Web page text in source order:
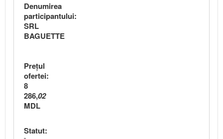
Denumirea
participantului:
SRL
BAGUETTE
Preţul
ofertei:
8
286,02
MDL
Statut: